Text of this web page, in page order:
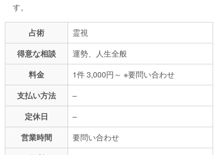
す。
占術
霊視
得意な相談
運勢、人生全般
料金
1件 3,000円～ ※要問い合わせ
支払い方法
–
定休日
–
営業時間
要問い合わせ